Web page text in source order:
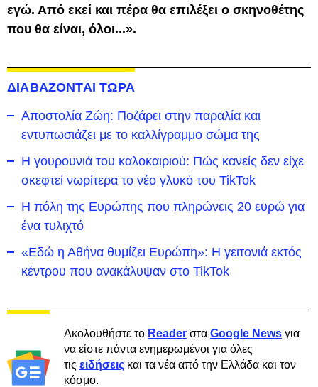
εγώ. Από εκεί και πέρα θα επιλέξει ο σκηνοθέτης
που θα είναι, όλοι...».
ΔΙΑΒΑΖΟΝΤΑΙ ΤΩΡΑ
Αποστολία Ζώη: Ποζάρει στην παραλία και
εντυπωσιάζει με το καλλίγραμμο σώμα της
Η γουρουνιά του καλοκαιριού: Πώς κανείς δεν είχε
σκεφτεί νωρίτερα το νέο γλυκό του TikTok
Η πόλη της Ευρώπης που πληρώνεις 20 ευρώ για
ένα τυλιχτό
«Εδώ η Αθήνα θυμίζει Ευρώπη»: H γειτονιά εκτός
κέντρου που ανακάλυψαν στο TikTok
Ακολουθήστε το Reader στα Google News για
να είστε πάντα ενημερωμένοι για όλες
τις ειδήσεις και τα νέα από την Ελλάδα και τον
κόσμο.